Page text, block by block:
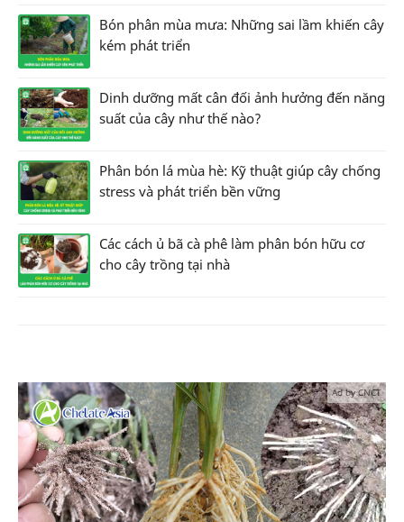
Bón phân mùa mưa: Những sai lầm khiến cây
kém phát triển
Dinh dưỡng mất cân đối ảnh hưởng đến năng
suất của cây như thế nào?
Phân bón lá mùa hè: Kỹ thuật giúp cây chống
stress và phát triển bền vững
Các cách ủ bã cà phê làm phân bón hữu cơ
cho cây trồng tại nhà
Ad by CNCT